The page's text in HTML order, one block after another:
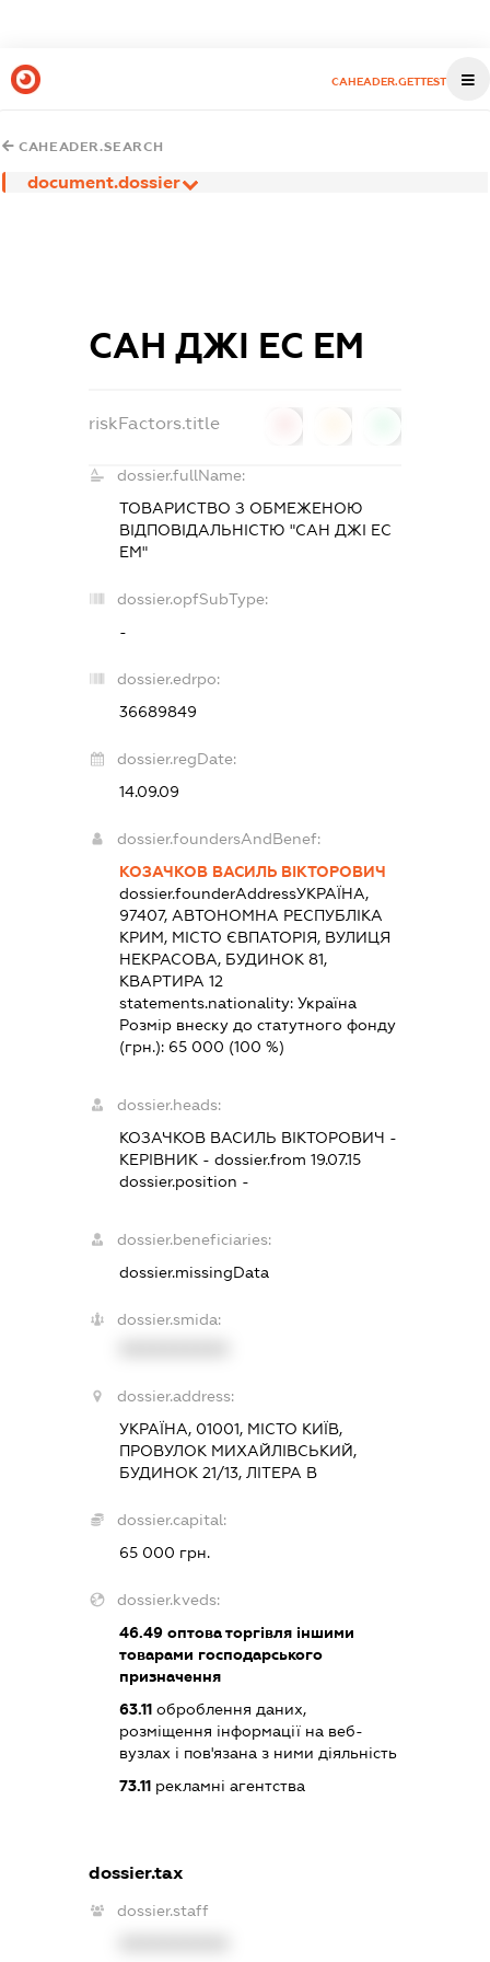
CAHEADER.GETTEST
CAHEADER.SEARCH
document.dossier
САН ДЖІ ЕС ЕМ
riskFactors.title
dossier.fullName:
ТОВАРИСТВО З ОБМЕЖЕНОЮ
ВІДПОВІДАЛЬНІСТЮ "САН ДЖІ ЕС
ЕМ"
dossier.opfSubType:
-
dossier.edrpo:
36689849
dossier.regDate:
14.09.09
dossier.foundersAndBenef:
КОЗАЧКОВ ВАСИЛЬ ВІКТОРОВИЧ
dossier.founderAddressУКРАЇНА,
97407, АВТОНОМНА РЕСПУБЛІКА
КРИМ, МІСТО ЄВПАТОРІЯ, ВУЛИЦЯ
НЕКРАСОВА, БУДИНОК 81,
КВАРТИРА 12
statements.nationality: Україна
Розмір внеску до статутного фонду
(грн.): 65 000 (100 %)
dossier.heads:
КОЗАЧКОВ ВАСИЛЬ ВІКТОРОВИЧ -
КЕРІВНИК- dossier.from 19.07.15
dossier.position -
dossier.beneficiaries:
dossier.missingData
dossier.smida:
dossier.address:
УКРАЇНА, 01001, МІСТО КИЇВ,
ПРОВУЛОК МИХАЙЛІВСЬКИЙ,
БУДИНОК 21/13, ЛІТЕРА В
dossier.capital:
65 000 грн.
dossier.kveds:
46.49оптова торгівля іншими
товарами господарського
призначення
63.11оброблення даних,
розміщення інформації на веб-
вузлах і пов'язана з ними діяльність
73.11рекламні агентства
dossier.tax
dossier.staff